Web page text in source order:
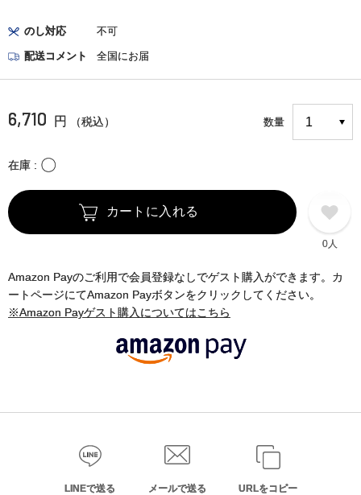
のし対応 不可
配送コメント 全国にお届
6,710 円 （税込） 数量
在庫 〇
カートに入れる
0人
Amazon Payのご利用で会員登録なしでゲスト購入ができます。カ
ートページにてAmazon Payボタンをクリックしてください。
※Amazon Payゲスト購入についてはこちら
LINEで送る メールで送る URLをコピー